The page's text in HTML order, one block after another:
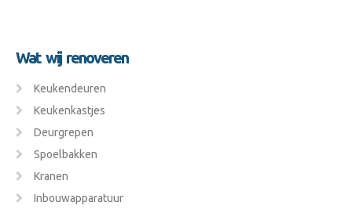
Wat wij renoveren
Keukendeuren
Keukenkastjes
Deurgrepen
Spoelbakken
Kranen
Inbouwapparatuur